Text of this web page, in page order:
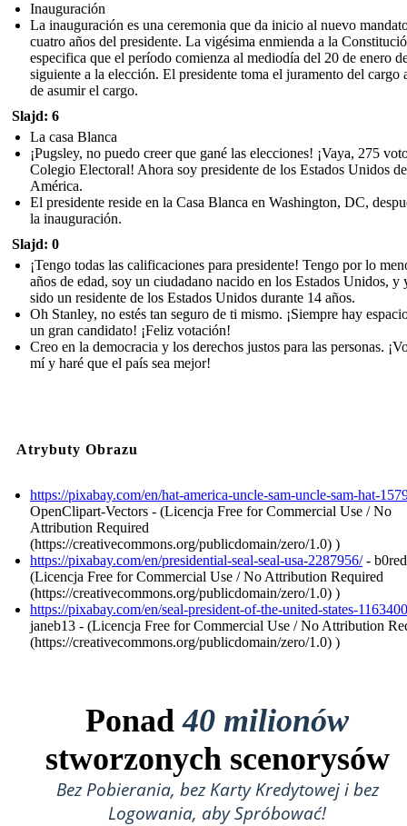
Inauguración
La inauguración es una ceremonia que da inicio al nuevo
cuatro años del presidente. La vigésima enmienda a la
especifica que el período comienza al mediodía del 20 de enero
siguiente a la elección. El presidente toma el juramento del cargo
de asumir el cargo.
Slajd: 6
La casa Blanca
¡Pugsley, no puedo creer que gané las elecciones! ¡Vaya, 275
Colegio Electoral! Ahora soy presidente de los Estados Unidos de
América.
El presidente reside en la Casa Blanca en Washington, DC,
la inauguración.
Slajd: 0
¡Tengo todas las calificaciones para presidente! Tengo por lo
años de edad, soy un ciudadano nacido en los Estados Unidos, y
sido un residente de los Estados Unidos durante 14 años.
Oh Stanley, no estés tan seguro de ti mismo. ¡Siempre hay
un gran candidato! ¡Feliz votación!
Creo en la democracia y los derechos justos para las personas.
mí y haré que el país sea mejor!
Atrybuty Obrazu
https://pixabay.com/en/hat-america-uncle-sam-uncle-sam-hat-
OpenClipart-Vectors - (Licencja Free for Commercial Use / No
Attribution Required
(https://creativecommons.org/publicdomain/zero/1.0) )
https://pixabay.com/en/presidential-seal-seal-usa-2287956/-
(Licencja Free for Commercial Use / No Attribution Required
(https://creativecommons.org/publicdomain/zero/1.0) )
https://pixabay.com/en/seal-president-of-the-united-states-
janeb13 - (Licencja Free for Commercial Use / No Attribution
(https://creativecommons.org/publicdomain/zero/1.0) )
Ponad40 milionów
stworzonych scenorysów
Bez Pobierania, bez Karty Kredytowej i bez
Logowania, aby Spróbować!